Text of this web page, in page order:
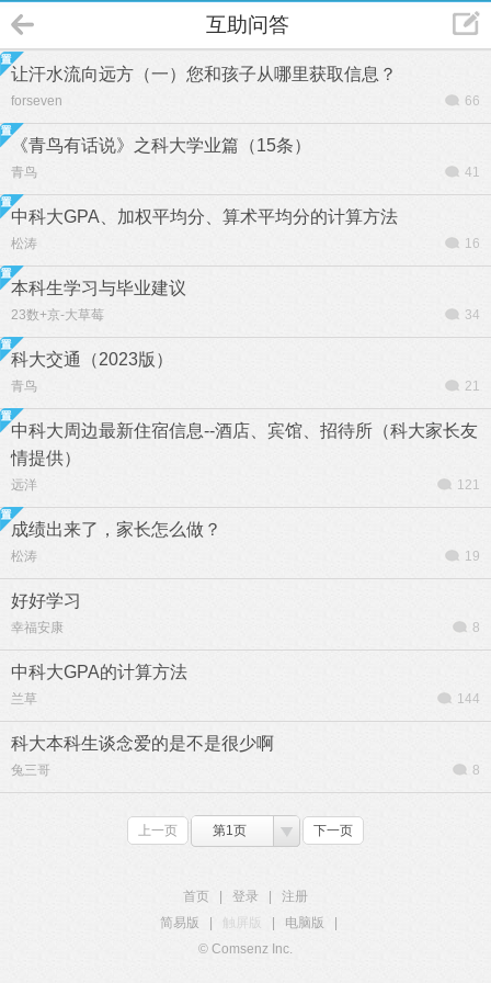
互助问答
让汗水流向远方（一）您和孩子从哪里获取信息？
forseven 66
《青鸟有话说》之科大学业篇（15条）
青鸟 41
中科大GPA、加权平均分、算术平均分的计算方法
松涛 16
本科生学习与毕业建议
23数+京-大草莓 34
科大交通（2023版）
青鸟 21
中科大周边最新住宿信息--酒店、宾馆、招待所（科大家长友
情提供）
远洋 121
成绩出来了，家长怎么做？
松涛 19
好好学习
幸福安康 8
中科大GPA的计算方法
兰草 144
科大本科生谈念爱的是不是很少啊
兔三哥 8
上一页 第1页 下一页
首页 登录
注册
简易版
触屏版 电脑版
© Comsenz Inc.